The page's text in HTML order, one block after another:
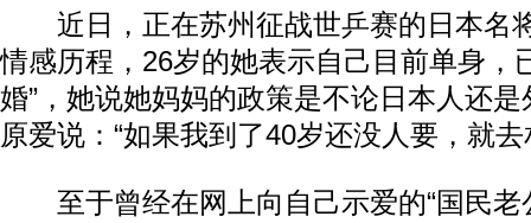
近日，正在苏州征战世乒赛的日本名
情感历程，26岁的她表示自己目前单身，
婚”，她说她妈妈的政策是不论日本人还
原爱说：“如果我到了40岁还没人要，就去
至于曾经在网上向自己示爱的“国民老